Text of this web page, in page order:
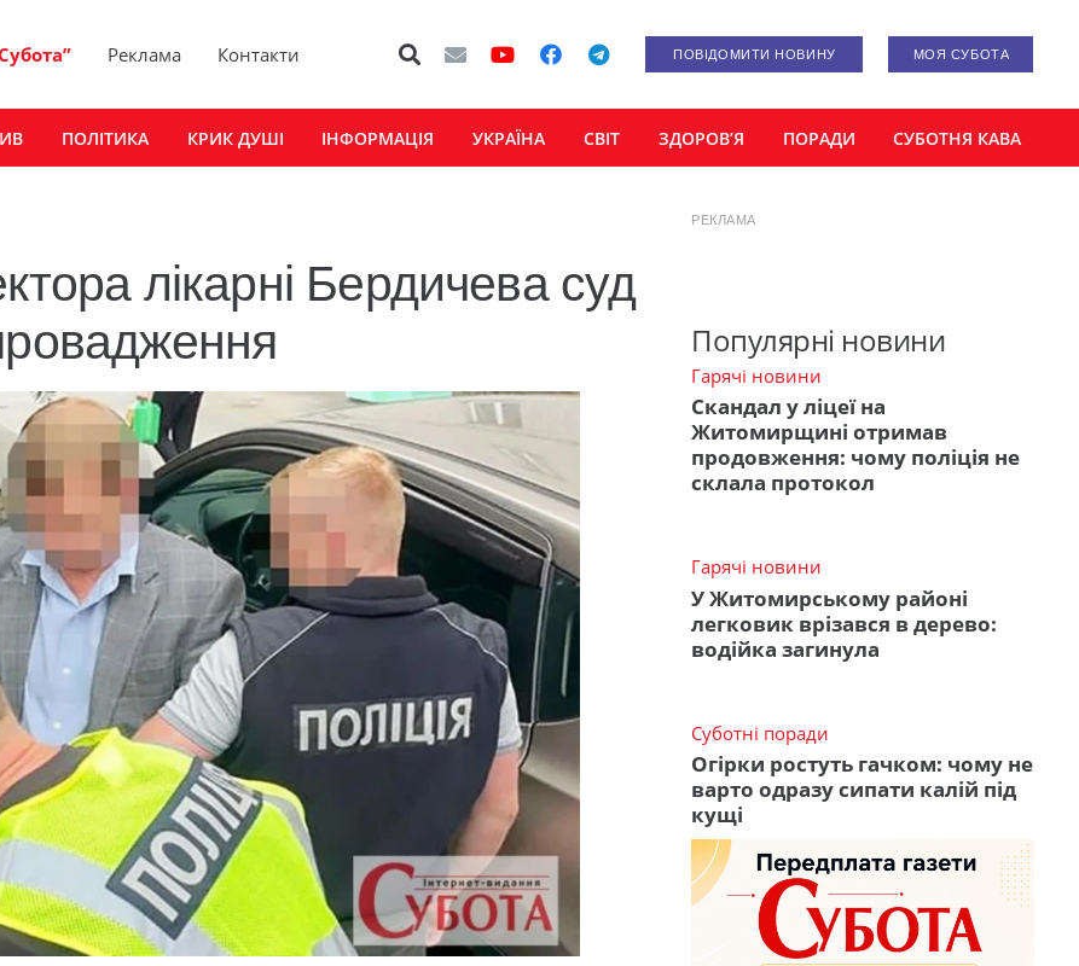
Реклама Контакти ПОВІДОМИТИ НОВИНУ МОЯ СУБОТА
ПОЛІТИКА КРИК ДУШІ ІНФОРМАЦІЯ УКРАЇНА СВІТ ЗДОРОВ’Я ПОРАДИ СУБОТНЯ КАВА
лікарні Бердичева суд
РЕКЛАМА
Популярні новини
Гарячі новини
Скандал у ліцеї на
Житомирщині отримав
продовження: чому поліція не
склала протокол
Гарячі новини
У Житомирському районі
легковик врізався в дерево:
водійка загинула
Суботні поради
Огірки ростуть гачком: чому не
варто одразу сипати калій під
кущі